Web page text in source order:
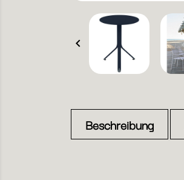

Beschreibung